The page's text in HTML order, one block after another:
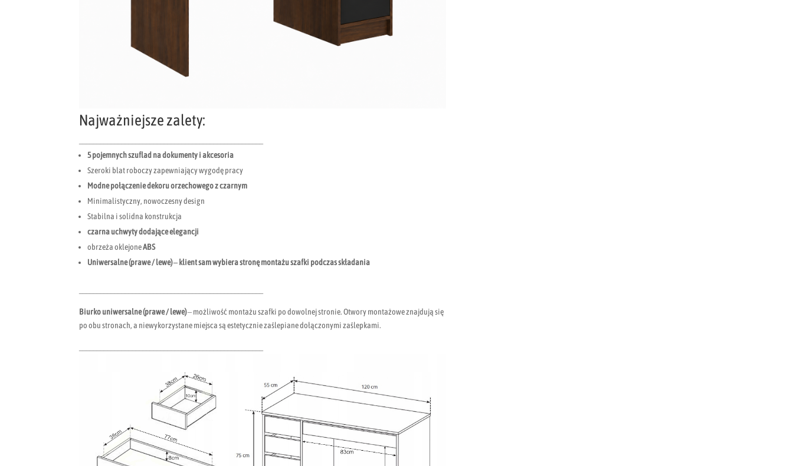
Najważniejsze zalety:
5 pojemnych szuflad na dokumenty i akcesoria
Szeroki blat roboczy zapewniający wygodę pracy
Modne połączenie dekoru orzechowego z czarnym
Minimalistyczny, nowoczesny design
Stabilna i solidna konstrukcja
czarna uchwyty dodające elegancji
obrzeża oklejoneABS
Uniwersalne (prawe / lewe) – klient sam wybiera stronę montażu szafki podczas składania
Biurko uniwersalne (prawe / lewe)– możliwość montażu szafki po dowolnej stronie. Otwory montażowe znajdują się
po obu stronach, a niewykorzystane miejsca są estetycznie zaślepiane dołączonymi zaślepkami.